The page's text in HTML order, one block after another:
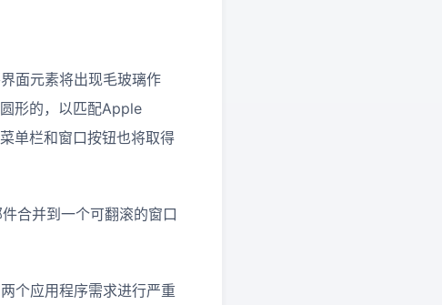
面元素将出现毛玻璃作
形的，以匹配Apple
单栏和窗口按钮也将取得
合并到一个可翻滚的窗口
个应用程序需求进行严重